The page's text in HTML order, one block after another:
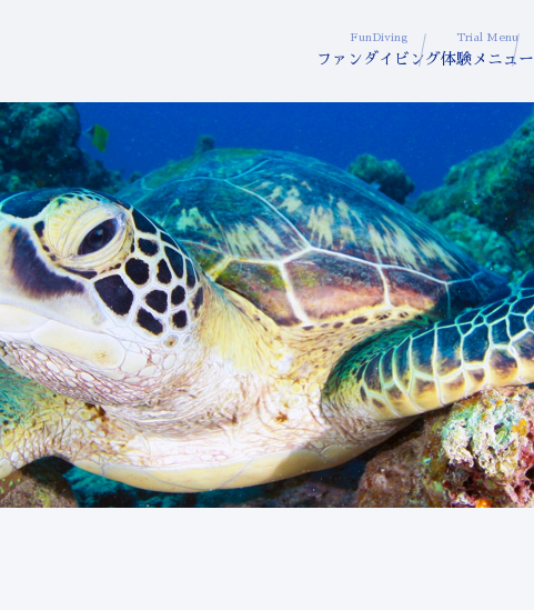
FunDiving
ファンダイビング
Trial Menu
体験メニュー